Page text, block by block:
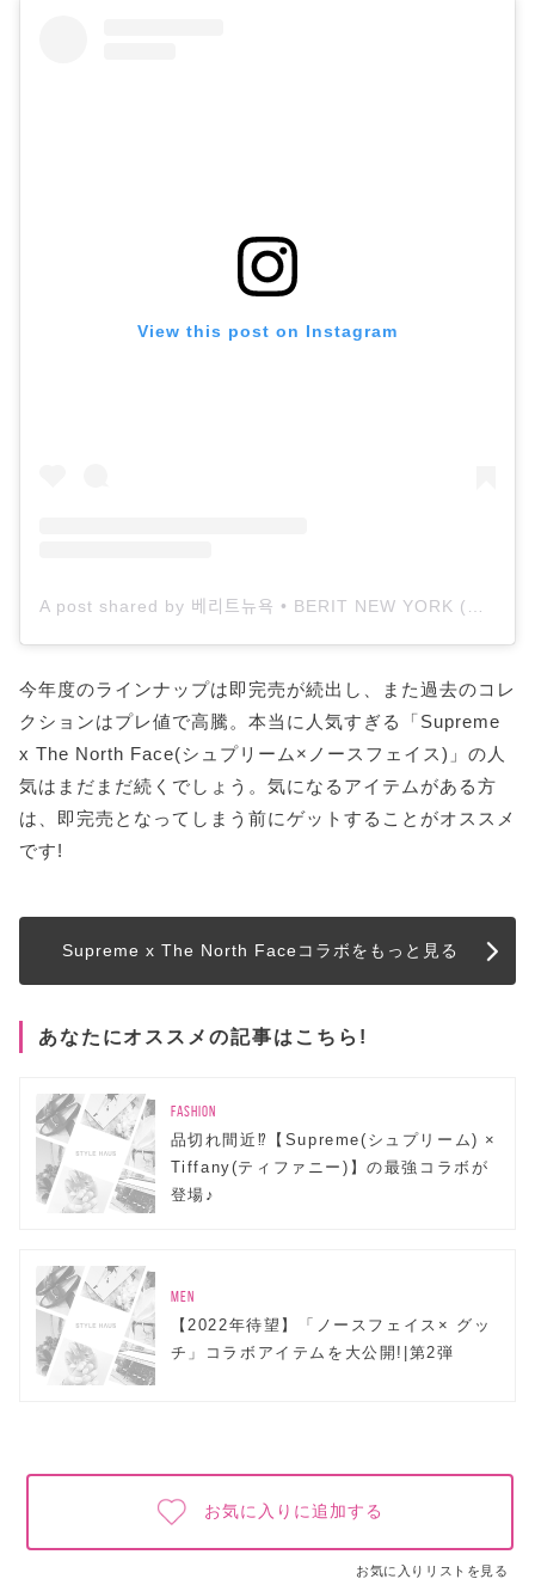
View this post on Instagram
今年度のラインナップは即完売が続出し、また過去のコレ
クションはプレ値で高騰。本当に人気すぎる「Supreme
x The North Face(シュプリーム×ノースフェイス)」の人
気はまだまだ続くでしょう。気になるアイテムがある方
は、即完売となってしまう前にゲットすることがオススメ
です!
Supreme x The North Faceコラボをもっと見る
あなたにオススメの記事はこちら!
FASHION
品切れ間近⁉【Supreme(シュプリーム) ×
Tiffany(ティファニー)】の最強コラボが
登場♪
MEN
【2022年待望】「ノースフェイス× グッ
チ」コラボアイテムを大公開!|第2弾
お気に入りに追加する
お気に入りリストを見る